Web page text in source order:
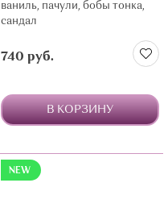
ваниль, пачули, бобы тонка,
сандал
740 руб.
В КОРЗИНУ
NEW